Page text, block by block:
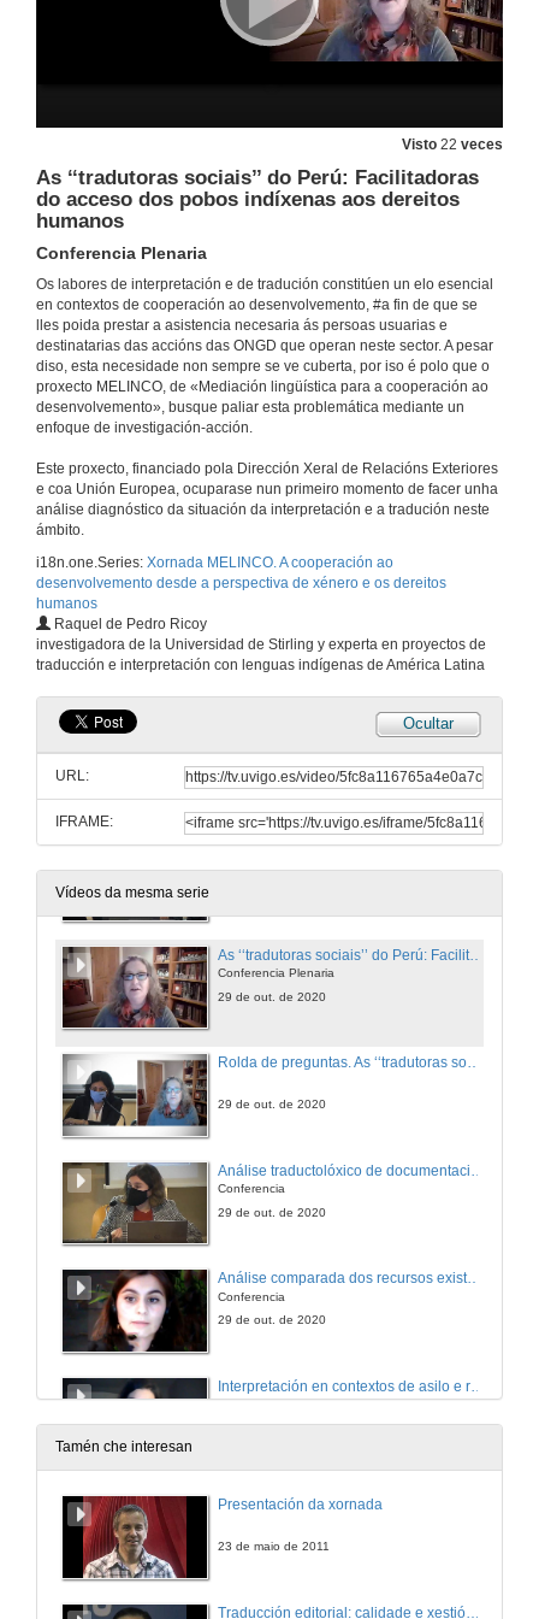
Visto 22 veces
As ‘‘tradutoras sociais’’ do Perú: Facilitadoras
do acceso dos pobos indíxenas aos dereitos
humanos
Conferencia Plenaria
Os labores de interpretación e de tradución constitúen un elo esencial
en contextos de cooperación ao desenvolvemento, #a fin de que se
lles poida prestar a asistencia necesaria ás persoas usuarias e
destinatarias das accións das ONGD que operan neste sector. A pesar
diso, esta necesidade non sempre se ve cuberta, por iso é polo que o
proxecto MELINCO, de «Mediación lingüística para a cooperación ao
desenvolvemento», busque paliar esta problemática mediante un
enfoque de investigación‑acción.
Este proxecto, financiado pola Dirección Xeral de Relacións Exteriores
e coa Unión Europea, ocuparase nun primeiro momento de facer unha
análise diagnóstico da situación da interpretación e a tradución neste
ámbito.
i18n.one.Series: Xornada MELINCO. A cooperación ao
desenvolvemento desde a perspectiva de xénero e os dereitos
humanos
Raquel de Pedro Ricoy
investigadora de la Universidad de Stirling y experta en proyectos de
traducción e interpretación con lenguas indígenas de América Latina
Ocultar
URL:
IFRAME:
Vídeos da mesma serie
29 de out. de 2020
Grupos de discusión con ONGD
Datos obtidos mediante os cuestionarios
29 de out. de 2020
Intervención de Silvia Pérez Freire
29 de out. de 2020
29 de out. de 2020
Mesa redonda con persoal de ONGD e profesionais da tradución e a interpretación
29 de out. de 2020
Presentación de Raquel de Pedro Ricoy
Conferencia Plenaria
29 de out. de 2020
Rolda de preguntas. As ‘‘tradutoras sociais’’ do Perú: Facilitadoras do acceso dos pobos indíxenas aos dereitos humanos
29 de out. de 2020
Conferencia
29 de out. de 2020
Análise comparada dos recursos existentes sobre a interpretación nas ONG
Conferencia
29 de out. de 2020
Conferencia
29 de out. de 2020
Conferencia
Tamén che interesan
Presentación da xornada
23 de maio de 2011